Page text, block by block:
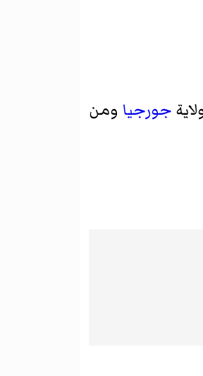
جورجيا ومن